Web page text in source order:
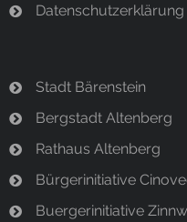
Datenschutzerklärung
Stadt Bärenstein
Bergstadt Altenberg
Rathaus Altenberg
Bürgerinitiative
Buergerinitiative